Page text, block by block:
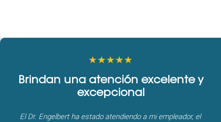
★★★★★
Brindan una atención excelente y
excepcional
El Dr. Engelbert ha estado atendiendo a mi empleador, el